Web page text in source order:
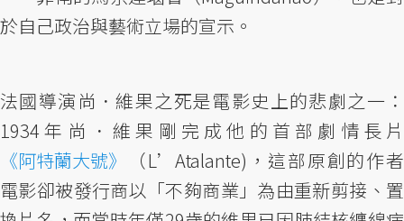
於自己政治與藝術立場的宣示。
法國導演尚．維果之死是電影史上的悲劇之一：
1934年尚．維果剛完成他的首部劇情長片
《阿特蘭大號》
（L’Atalante)，這部原創的作者
電影卻被發行商以「不夠商業」為由重新剪接、置